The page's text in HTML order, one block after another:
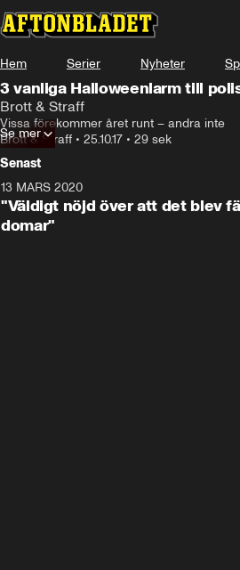
Hem Serier Nyheter
3 vanliga Halloweenlarm till
Brott & Straff
Vissa förekommer året runt – andra inte
Brott & Straff • 25.10.17 • 29 sek
Se mer
Senast
13 MARS 2020
"Väldigt nöjd över att det blev
domar"